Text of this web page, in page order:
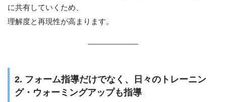
に共有していくため、
理解度と再現性が高まります。
2. フォーム指導だけでなく、日々のトレーニン
グ・ウォーミングアップも指導